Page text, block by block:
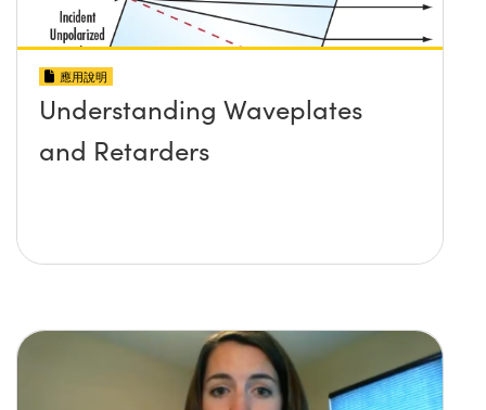
應用說明
Understanding Waveplates
and Retarders